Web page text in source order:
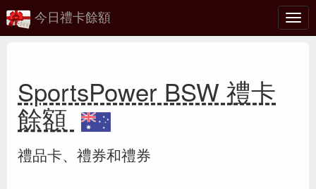
切
換
今日禮卡餘額
SportsPower BSW 禮卡
餘額
禮品卡、禮券和禮券